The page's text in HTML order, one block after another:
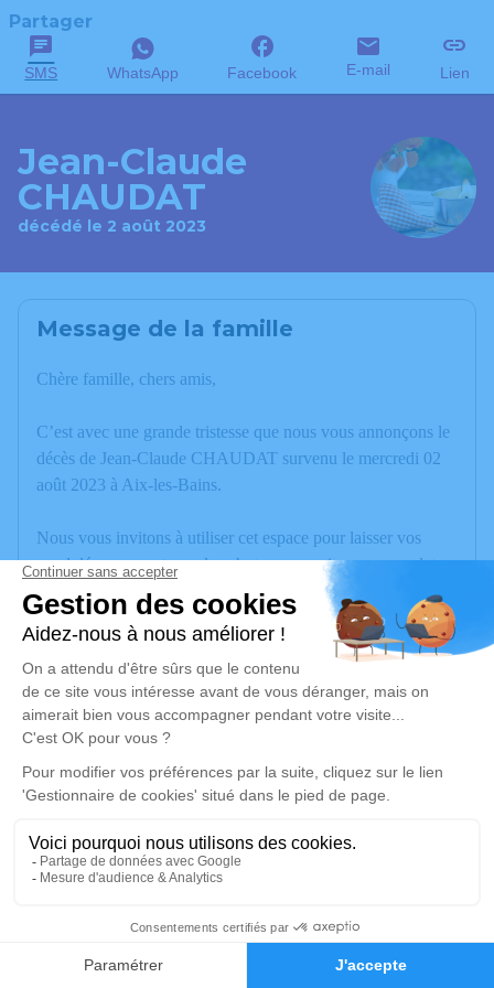
Faire-part Hommages
Partager
SMS WhatsApp Facebook E-mail Lien
Jean-Claude
CHAUDAT
décédé le 2 août 2023
Message de la famille
Chère famille, chers amis,
C’est avec une grande tristesse que nous vous annonçons le
décès de Jean-Claude CHAUDAT survenu le mercredi 02
août 2023 à Aix-les-Bains.
Nous vous invitons à utiliser cet espace pour laisser vos
condoléances, partager des photos souvenirs, une anecdote
ou exprimer vos pensées à travers des poèmes ou des textes.
Cet endroit est un lieu d'expression dédié à honorer la
mémoire de Jean-Claude CHAUDAT.
Un service de plantation d’arbre hommage est
disponible ici.
Je rends hommage
Cérémonie
lundi 07 août 2023 à 14h00
74330 La Balme de Sillingy